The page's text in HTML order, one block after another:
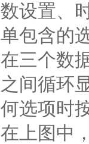
数设置、
单包含的
在三个数
之间循环
何选项时
在上图中